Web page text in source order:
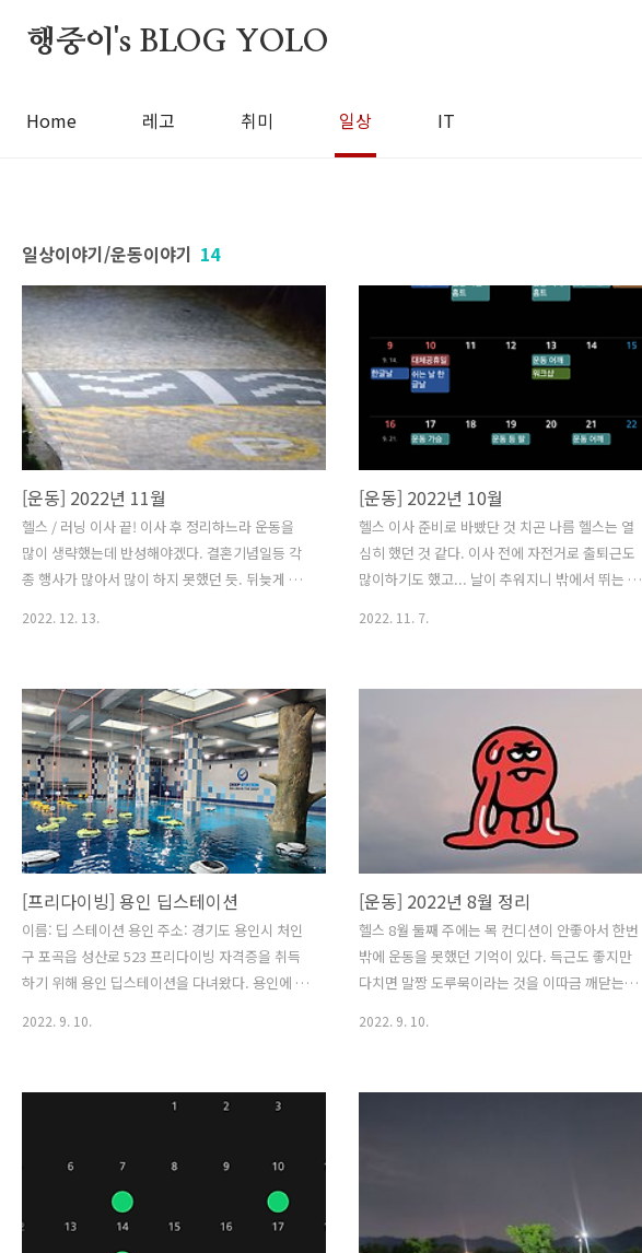
행중이's BLOG YOLO
Home 레고 취미 일상 IT
일상이야기/운동이야기 14
[운동] 2022년 11월
헬스 / 러닝 이사 끝! 이사 후 정리하느라 운동을
많이 생략했는데 반성해야겠다. 결혼기념일등 각
종 행사가 많아서 많이 하지 못했던 듯. 뒤늦게 정
달에 한번이면 많이하는 듯...
2022. 12. 13.
[운동] 2022년 10월
헬스 이사 준비로 바빴단 것 치곤 나름 헬스는 열
심히 했던 것 같다. 이사 전에 자전거로 출퇴근도
많이하기도 했고... 날이 추워지니 밖에서 뛰는 건
동해야겠다.
2022. 11. 7.
[프리다이빙] 용인 딥스테이션
이름: 딥 스테이션 용인 주소: 경기도 용인시 처인
구 포곡읍 성산로 523 프리다이빙 자격증을 취득
하기 위해 용인 딥스테이션을 다녀왔다. 용인에 생
설이라 깔끔하고 청결했다. 용인 딥스테이션은 총
3층으로 구성되어 있다. 1층은 다이빙 풀장이고, 2
이 마련되어 있다. 딥스테이션의 이용 요금은 3시
간 기준 평일 44,000원 / 주말 66,000원이다. 비
용이 꽤 비싸지만 슈트, 오리발, 마스크, 스노클 등
2022. 9. 10.
[운동] 2022년 8월 정리
헬스 8월 둘째 주에는 목 컨디션이 안좋아서 한번
밖에 운동을 못했던 기억이 있다. 득근도 좋지만
다치면 말짱 도루묵이라는 것을 이따금 깨닫는다.
가와 밤에는 약간 쌀쌀하여 참 뛰기 좋은 날씨인
2022. 9. 10.